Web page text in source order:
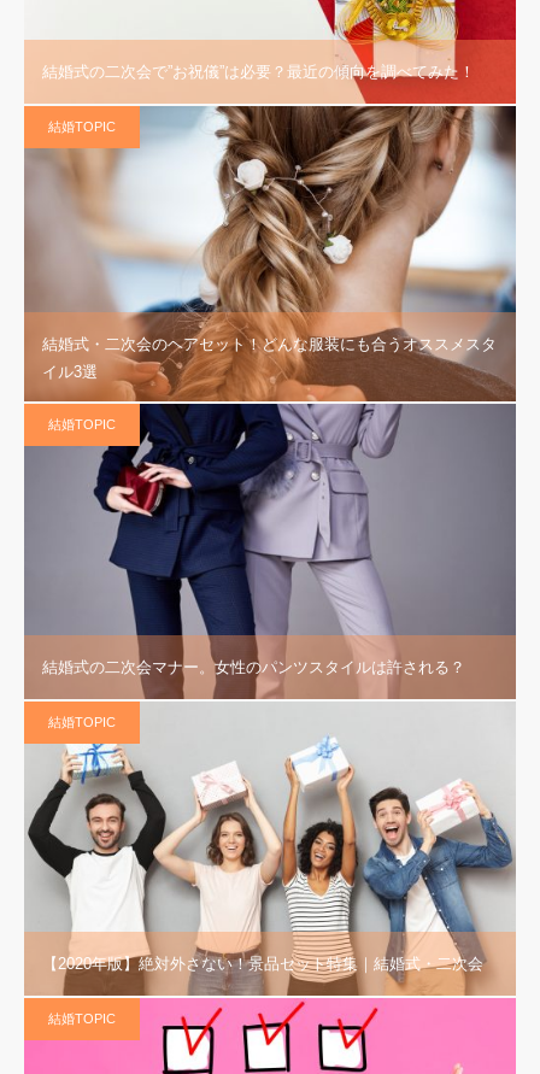
結婚式の二次会で”お祝儀”は必要？最近の傾向を調べてみた！
結婚TOPIC
結婚式・二次会のヘアセット！どんな服装にも合うオススメスタ
イル3選
結婚TOPIC
結婚式の二次会マナー。女性のパンツスタイルは許される？
結婚TOPIC
【2020年版】絶対外さない！景品セット特集｜結婚式・二次会
結婚TOPIC